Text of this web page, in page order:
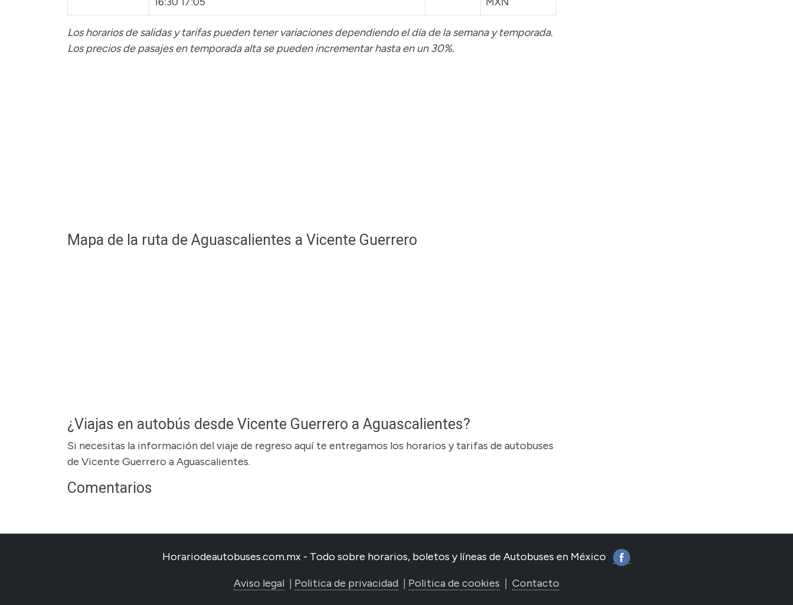
Los horarios de salidas y tarifas pueden tener variaciones dependiendo el día de la semana y temporada.
Los precios de pasajesen temporada alta se pueden incrementar hasta en un 30%.
Mapa de la ruta de Aguascalientes a Vicente Guerrero
¿Viajas en autobús desde Vicente Guerrero a Aguascalientes?
Si necesitas la información del viaje de regreso aquí te entregamos los horarios y tarifas de autobuses
de Vicente Guerrero a Aguascalientes.
Comentarios
Horariodeautobuses.com.mx - Todo sobre horarios, boletos y líneas de Autobuses en México
Aviso legal | Politica de privacidad | Politica de cookies | Contacto